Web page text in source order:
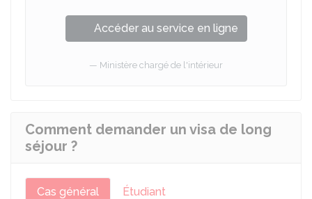
Accéder au service en ligne
Ministère chargé de l'intérieur
Comment demander un visa de long
séjour ?
Cas général Étudiant